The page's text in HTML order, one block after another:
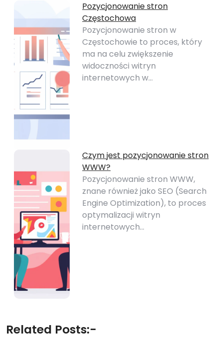
Pozycjonowanie stron
Częstochowa
Pozycjonowanie stron w
Częstochowie to proces, który
ma na celu zwiększenie
widoczności witryn
internetowych w…
Czym jest pozycjonowanie stron
WWW?
Pozycjonowanie stron WWW,
znane również jako SEO (Search
Engine Optimization), to proces
optymalizacji witryn
internetowych…
Related Posts:-